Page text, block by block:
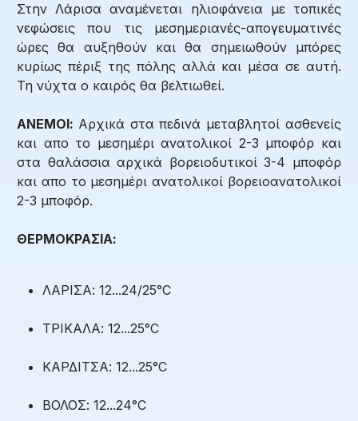
Στην Λάρισα αναμένεται ηλιοφάνεια με τοπικές
νεφώσεις που τις μεσημεριανές-απογευματινές
ώρες θα αυξηθούν και θα σημειωθούν μπόρες
κυρίως πέριξ της πόλης αλλά και μέσα σε αυτή.
Τη νύχτα ο καιρός θα βελτιωθεί.
ΑΝΕΜΟΙ: Αρχικά στα πεδινά μεταβλητοί ασθενείς
και απο το μεσημέρι ανατολικοί 2-3 μποφόρ και
στα θαλάσσια αρχικά βορειοδυτικοί 3-4 μποφόρ
και απο το μεσημέρι ανατολικοί βορειοανατολικοί
2-3 μποφόρ.
ΘΕΡΜΟΚΡΑΣΙΑ:
ΛΑΡΙΣΑ: 12...24/25°C
ΤΡΙΚΑΛΑ: 12...25°C
ΚΑΡΔΙΤΣΑ: 12...25°C
ΒΟΛΟΣ: 12...24°C